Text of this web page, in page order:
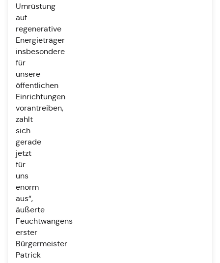
Umrüstung
auf
regenerative
Energieträger
insbesondere
für
unsere
öffentlichen
Einrichtungen
vorantreiben,
zahlt
sich
gerade
jetzt
für
uns
enorm
aus“,
äußerte
Feuchtwangens
erster
Bürgermeister
Patrick